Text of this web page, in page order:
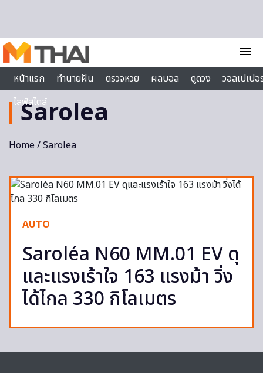
menu
หน้าแรก
ทำนายฝัน ตรวจหวย ผลบอล ดูดวง
วอลเปเป
ไลฟ์สไตล์
Sarolea
Home/ Sarolea
AUTO
Saroléa N60 MM.01 EV ดุ
และแรงเร้าใจ 163 แรงม้า วิ่ง
ได้ไกล 330 กิโลเมตร